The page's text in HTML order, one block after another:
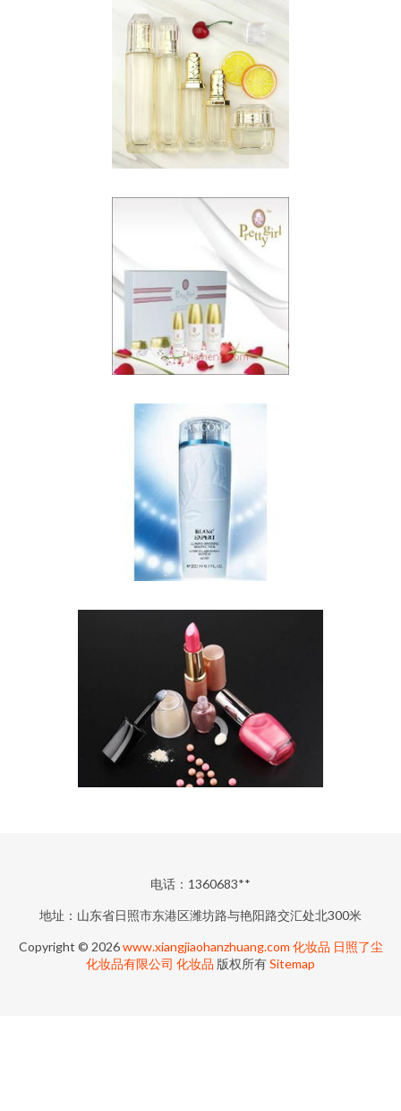
电话：1360683**
地址：山东省日照市东港区潍坊路与艳阳路交汇处北300米
Copyright © 2026www.xiangjiaohanzhuang.com 化妆品 日照了尘
化妆品有限公司 化妆品 版权所有Sitemap